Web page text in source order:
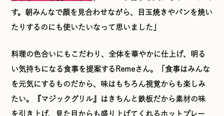
す。朝みんなで顔を見合わせながら、目玉焼きやパンを焼い
たりするのにも使いたいなって思いました」
料理の色合いにもこだわり、全体を華やかに仕上げ、明る
い気持ちになる食事を提案するRemeさん。「食事はみんな
を元気にするものだから、味はもちろん視覚からも楽しみ
たい。『マジックグリル』はきちんと鉄板だから素材の味
を引き上げ、見た目からも盛り上げてくれるホットプレー